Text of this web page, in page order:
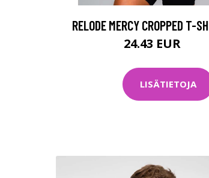
RELODE MERCY CROPPED T-
24.43 EUR
LISÄTIETOJA